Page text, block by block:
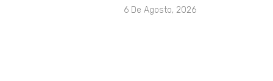
6 De Agosto, 2026